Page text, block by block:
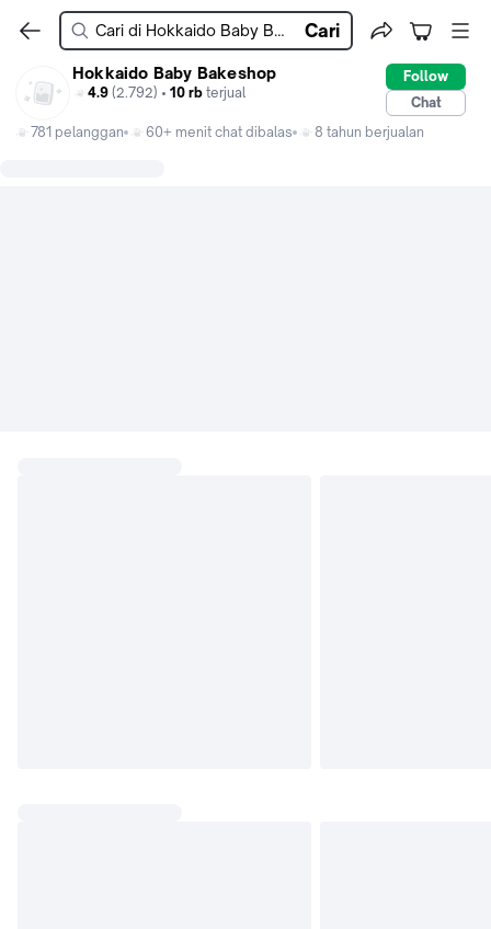
Cari
Hokkaido Baby Bakeshop
4.9 (2.792) • 10 rb terjual
Follow
Chat
781 pelanggan
60+ menit chat dibalas 8 tahun berjualan